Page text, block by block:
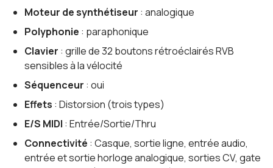
Moteur de synthétiseur : analogique
Polyphonie : paraphonique
Clavier : grille de 32 boutons rétroéclairés RVB
sensibles à la vélocité
Séquenceur : oui
Effets : Distorsion (trois types)
E/S MIDI : Entrée/Sortie/Thru
Connectivité : Casque, sortie ligne, entrée audio,
entrée et sortie horloge analogique, sorties CV, gate